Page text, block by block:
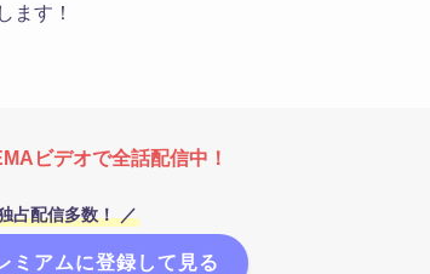
ます！
ビデオで全話配信中！
占配信多数！ ／
ミアムに登録して見る